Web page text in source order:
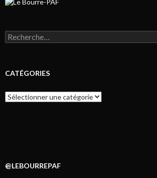
Rechercher :
CATÉGORIES
Catégories
@LEBOURREPAF